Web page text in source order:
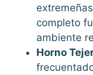
completo
ambiente
Horno